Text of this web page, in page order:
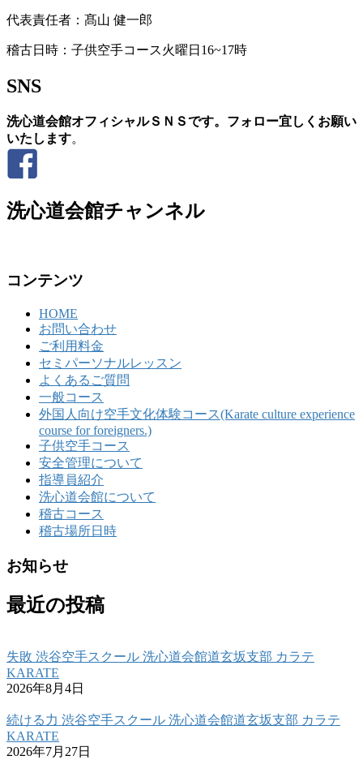
代表責任者：髙山 健一郎
稽古日時：子供空手コース火曜日16~17時
SNS
洗心道会館オフィシャルＳＮＳです。フォロー宜しくお願い
いたします。
洗心道会館チャンネル
コンテンツ
HOME
お問い合わせ
ご利用料金
セミパーソナルレッスン
よくあるご質問
一般コース
外国人向け空手文化体験コース(Karate culture experience
course for foreigners.)
子供空手コース
安全管理について
指導員紹介
洗心道会館について
稽古コース
稽古場所日時
お知らせ
最近の投稿
失敗 渋谷空手スクール 洗心道会館道玄坂支部 カラテ
KARATE
2026年8月4日
続ける力 渋谷空手スクール 洗心道会館道玄坂支部 カラテ
KARATE
2026年7月27日